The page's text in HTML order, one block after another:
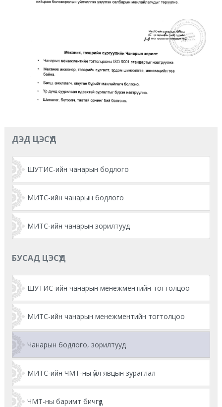
ДЭД ЦЭСҮҮД
ШУТИС-ийн чанарын бодлого
МИТС-ийн чанарын бодлого
МИТС-ийн чанарын зорилтууд
БУСАД ЦЭСҮҮД
ШУТИС-ийн чанарын менежментийн тогтолцоо
МИТС-ийн чанарын менежментийн тогтолцоо
Чанарын бодлого, зорилтууд
МИТС-ийн ЧМТ-ны үйл явцын зураглал
ЧМТ-ны баримт бичгүүд